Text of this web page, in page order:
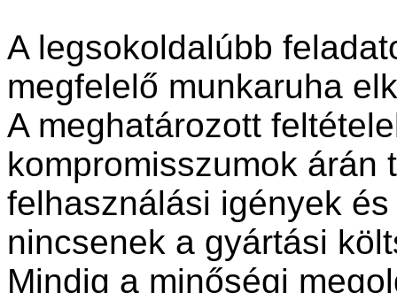
A legsokoldalúbb
megfelelő munkaruha
A meghatározott
kompromisszumok árán
felhasználási igények
nincsenek a gyártási
Mindig a minőségi